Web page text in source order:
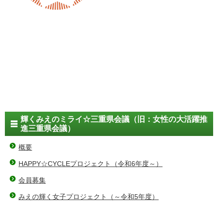
輝くみえのミライ☆三重県会議（旧：女性の大活躍推
進三重県会議）
概要
HAPPY☆CYCLEプロジェクト（令和6年度～）
会員募集
みえの輝く女子プロジェクト（～令和5年度）